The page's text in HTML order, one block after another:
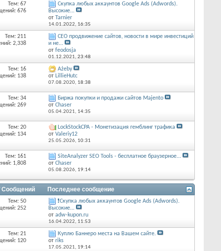
Тем: 67
676
Скупка любых аккаунтов Google Ads (Adwords).
Высокие...
от Tarnier
14.01.2022, 16:35
Тем: 211
2,338
СЕО продвижение сайтов, новости в мире инвестиций
и не...
от feodosja
01.12.2021, 23:48
Тем: 16
138
Ażeby
от LillieHutc
07.08.2020, 18:38
Тем: 34
269
Биржа покупки и продажи сайтов Majento
от Chaser
05.04.2021, 14:35
Тем: 20
134
LockStockCPA - Монетизация гемблинг трафика
от Valeriy12
25.05.2026, 10:31
Тем: 161
1,808
SiteAnalyzer SEO Tools - бесплатное браузерное...
от Chaser
05.08.2026, 19:14
Сообщений Последнее сообщение
Тем: 50
252
❗Скупка любых аккаунтов Google Ads (Adwords).
Высокие...
от adw-kupon.ru
16.04.2022, 11:53
Тем: 21
120
Куплю Баннеро места на Вашем сайте.
от riks
17.05.2021, 19:14